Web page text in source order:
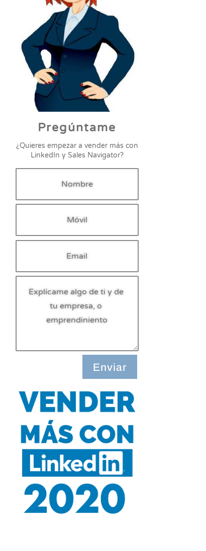
Pregúntame
¿Quieres empezar a vender más con
LinkedIn y Sales Navigator?
Enviar